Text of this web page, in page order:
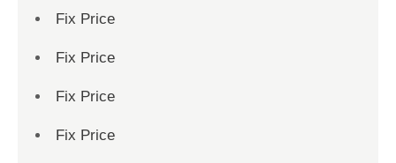
Fix Price
Fix Price
Fix Price
Fix Price